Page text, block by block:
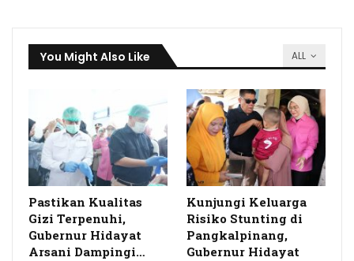
ALL
You Might Also Like
Pastikan Kualitas
Gizi Terpenuhi,
Gubernur Hidayat
Arsani Dampingi…
Kunjungi Keluarga
Risiko Stunting di
Pangkalpinang,
Gubernur Hidayat